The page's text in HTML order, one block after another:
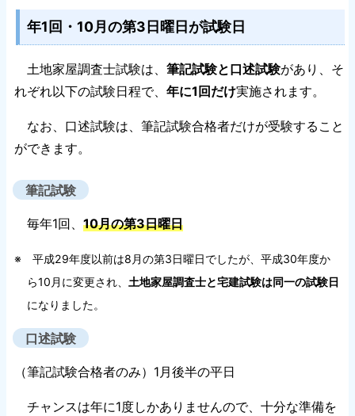
年1回・10月の第3日曜日が試験日
土地家屋調査士試験は、 筆記試験と口述試験があり、そ
れぞれ以下の試験日程で、 年に1回だけ実施されます。
なお、口述試験は、筆記試験合格者だけが受験すること
ができます。
筆記試験
毎年1回、 10月の第3日曜日
※ 平成29年度以前は8月の第3日曜日でしたが、平成30年度か
ら10月に変更され、 土地家屋調査士と宅建試験は同一の試験日
になりました。
口述試験
（筆記試験合格者のみ）1月後半の平日
チャンスは年に1度しかありませんので、十分な準備を